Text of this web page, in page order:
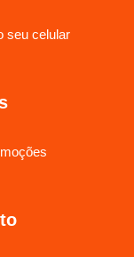
seu celular